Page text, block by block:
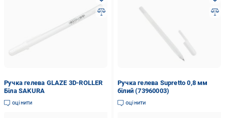
Ручка гелева GLAZE 3D-ROLLER
Біла SAKURA
оцінити
Ручка гелева Supretto 0,8 мм
білий (73960003)
оцінити